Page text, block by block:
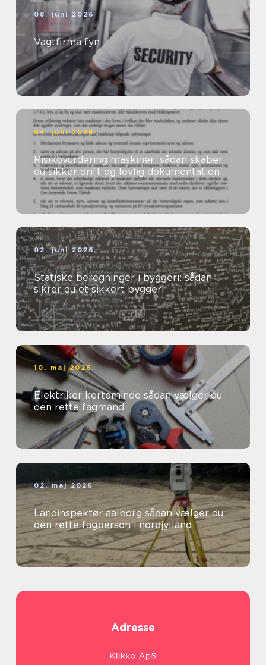
08. juni 2026
Vagtfirma fyn
04. juni 2026
Risikovurdering maskiner: sådan skaber
du sikker drift og lovlig dokumentation
02. juni 2026
Statiske beregninger i byggeri: sådan
sikrer du et sikkert byggeri
10. maj 2026
Elektriker kerteminde sådan vælger du
den rette fagmand
02. maj 2026
Landinspektør aalborg sådan vælger du
den rette fagperson i nordjylland
Adresse